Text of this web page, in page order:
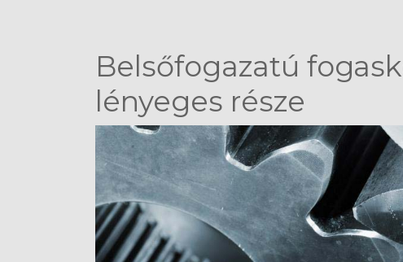
Belsőfogazatú
lényeges része